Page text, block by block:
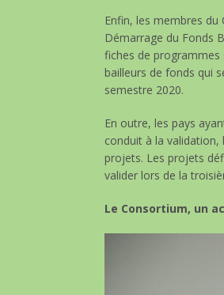
Enfin, les membres du
Démarrage du Fonds
fiches de
bailleurs de fonds qui
semestre 2020.
En outre, les pays
conduit à la validation,
projets. Les projets
valider lors de la
Le Consortium, un